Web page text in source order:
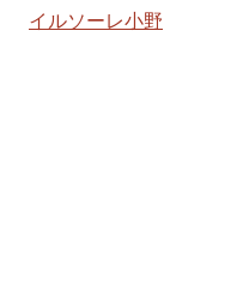
イルソーレ小野